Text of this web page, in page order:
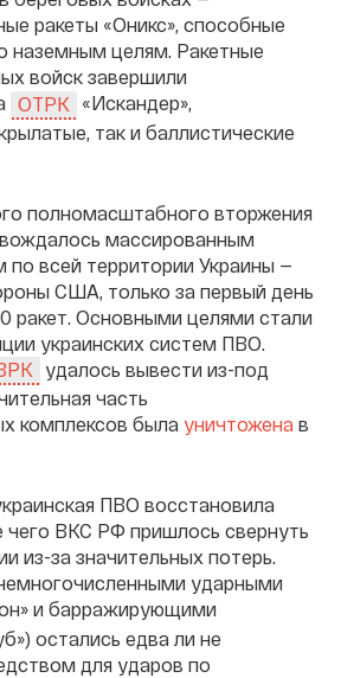
ракеты «Оникс», способные
наземным целям. Ракетные
войск завершили
ОТРК
«Искандер»,
так и баллистические
полномасштабного вторжения
массированным
по всей территории Украины —
США, только за первый день
ракет. Основными целями стали
украинских систем ПВО.
удалось вывести из-под
часть
комплексов была уничтожена в
ПВО восстановила
чего ВКС РФ пришлось свернуть
из-за значительных потерь.
ударными
и барражирующими
остались едва ли не
для ударов по